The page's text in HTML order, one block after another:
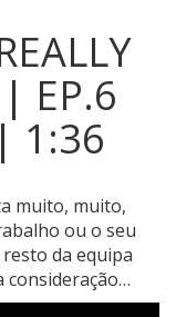
| EP.6
1:36
muito, muito,
ou o seu
da equipa
consideração…